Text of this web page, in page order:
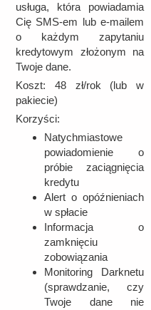
usługa, która powiadamia
Cię SMS-em lub e-mailem
o każdym zapytaniu
kredytowym złożonym na
Twoje dane.
Koszt: 48 zł/rok (lub w
pakiecie)
Korzyści:
Natychmiastowe
powiadomienie o
próbie zaciągnięcia
kredytu
Alert o opóźnieniach
w spłacie
Informacja o
zamknięciu
zobowiązania
Monitoring Darknetu
(sprawdzanie, czy
Twoje dane nie